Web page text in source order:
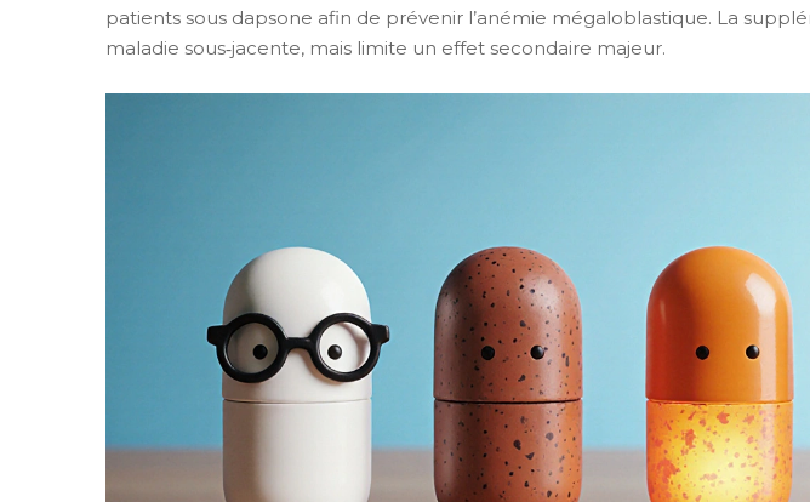
patients sous dapsone afin de prévenir l’anémie mégaloblastique. La
maladie sous‑jacente, mais limite un effet secondaire majeur.